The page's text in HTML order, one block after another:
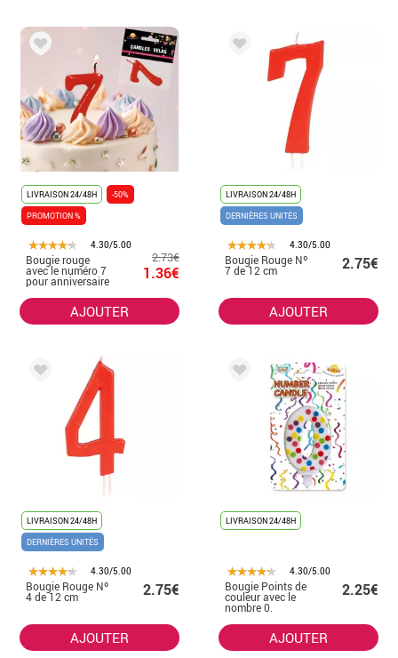
LIVRAISON 24/48H
-50%
PROMOTION %
4.30/5.00
Bougie rouge
avec le numéro 7
pour anniversaire
2.73€
1.36€
AJOUTER
LIVRAISON 24/48H
DERNIÈRES UNITÉS
4.30/5.00
Bougie Rouge Nº
7 de 12 cm 2.75€
AJOUTER
LIVRAISON 24/48H
DERNIÈRES UNITÉS
4.30/5.00
Bougie Rouge Nº
4 de 12 cm 2.75€
AJOUTER
LIVRAISON 24/48H
4.30/5.00
Bougie Points de
couleur avec le
nombre 0.
2.25€
AJOUTER